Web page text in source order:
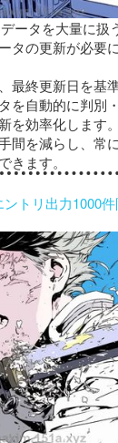
ータを大量に扱
タの更新が必要
最終更新日を基
を自動的に判別
を効率化します。
間を減らし、常
きます。
トリ出力1000